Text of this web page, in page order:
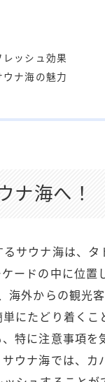
ッシュ効果
ナ海の魅力
ナ海へ！
サウナ海は、タ
ードの中に位置
海外からの観光
にたどり着くこ
特に注意事項
ウナ海では、カ